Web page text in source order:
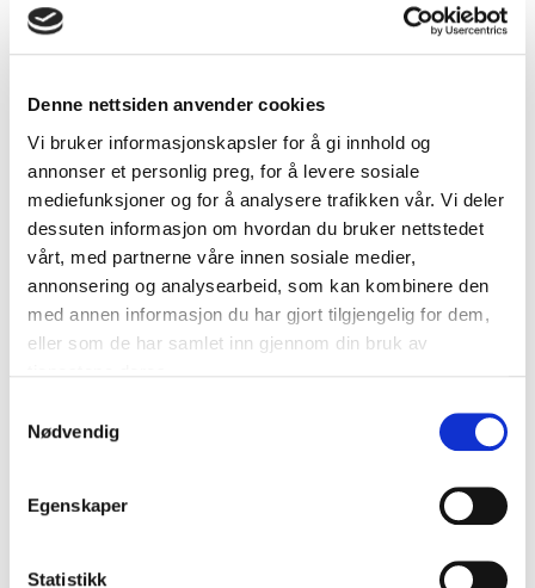
Denne nettsiden anvender cookies
Vi bruker informasjonskapsler for å gi innhold og
annonser et personlig preg, for å levere sosiale
mediefunksjoner og for å analysere trafikken vår. Vi deler
dessuten informasjon om hvordan du bruker nettstedet
vårt, med partnerne våre innen sosiale medier,
annonsering og analysearbeid, som kan kombinere den
med annen informasjon du har gjort tilgjengelig for dem,
eller som de har samlet inn gjennom din bruk av
Nødvendig
Egenskaper
Statistikk
FESTEBESLAG B133K